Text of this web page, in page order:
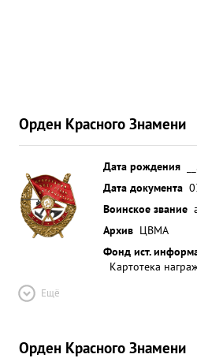
Орден Красного Знамени
Дата рождения
Дата документа
Воинское звание
Архив ЦВМА
Фонд ист.
Картотека
Ещё
Орден Красного Знамени